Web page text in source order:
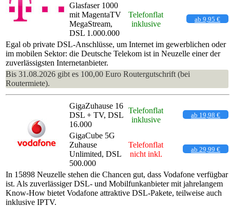
Glasfaser 1000
mit MagentaTV
MegaStream,
DSL 1.000.000
Telefonflat
inklusive
ab 9,95 €
Egal ob private DSL-Anschlüsse, um Internet im gewerblichen oder
im mobilen Sektor: die Deutsche Telekom ist in Neuzelle einer der
zuverlässigsten Internetanbieter.
Bis 31.08.2026 gibt es 100,00 Euro Routergutschrift (bei
Routermiete).
GigaZuhause 16
DSL + TV, DSL
16.000
Telefonflat
inklusive
ab 19,98 €
GigaCube 5G
Zuhause
Unlimited, DSL
500.000
Telefonflat
nicht inkl.
ab 29,99 €
In 15898 Neuzelle stehen die Chancen gut, dass Vodafone verfügbar
ist. Als zuverlässiger DSL- und Mobilfunkanbieter mit jahrelangem
Know-How bietet Vodafone attraktive DSL-Pakete, teilweise auch
inklusive IPTV.